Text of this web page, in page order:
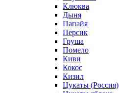
Клюква
Дыня
Папайя
Персик
Груша
Помело
Киви
Кокос
Кизил
Цукаты (Россия)